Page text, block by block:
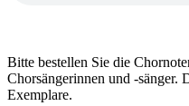
Bitte bestellen Sie die
Chorsängerinnen und -sänger.
Exemplare.